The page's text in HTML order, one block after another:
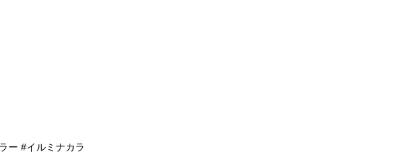
ー #イルミナカラ